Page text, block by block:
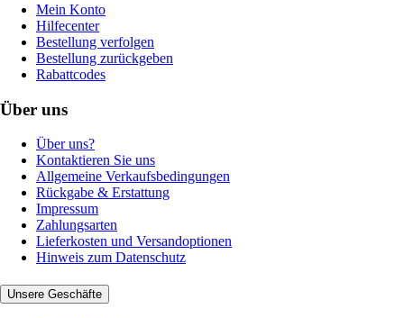
Mein Konto
Hilfecenter
Bestellung verfolgen
Bestellung zurückgeben
Rabattcodes
Über uns
Über uns?
Kontaktieren Sie uns
Allgemeine Verkaufsbedingungen
Rückgabe & Erstattung
Impressum
Zahlungsarten
Lieferkosten und Versandoptionen
Hinweis zum Datenschutz
Unsere Geschäfte